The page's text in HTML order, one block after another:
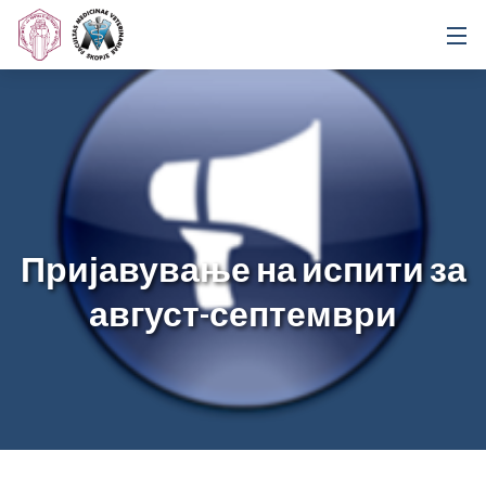
Пријавување на испити за
август-септември